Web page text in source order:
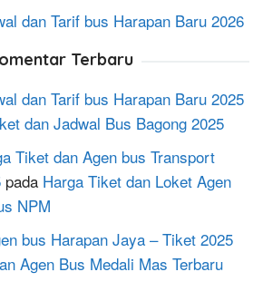
dan Tarif bus Harapan Baru 2026
Terbaru
dan Tarif bus Harapan Baru 2025
dan Jadwal Bus Bagong 2025
Tiket dan Agen bus Transport
pada Harga Tiket dan Loket Agen
NPM
bus Harapan Jaya – Tiket 2025
Agen Bus Medali Mas Terbaru